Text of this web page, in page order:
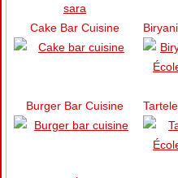
Cake Bar Cuisine
Burger Bar Cuisine